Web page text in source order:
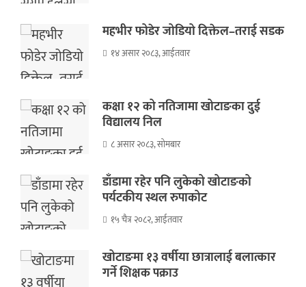
महभीर फोडेर जोडियो दिक्तेल–तराई सडक
१४ असार २०८३, आईतवार
कक्षा १२ को नतिजामा खोटाङका दुई
विद्यालय निल
८ असार २०८३, सोमबार
डाँडामा रहेर पनि लुकेको खोटाङको
पर्यटकीय स्थल रुपाकोट
१५ चैत्र २०८२, आईतवार
खोटाङमा १३ वर्षीया छात्रालाई बलात्कार
गर्ने शिक्षक पक्राउ